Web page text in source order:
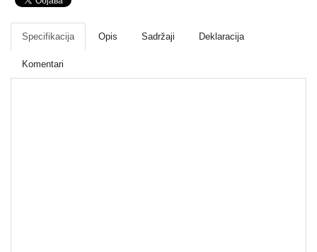
Mrežna
oprema
Gaming
Specifikacija Opis Sadržaji Deklaracija
Komentari